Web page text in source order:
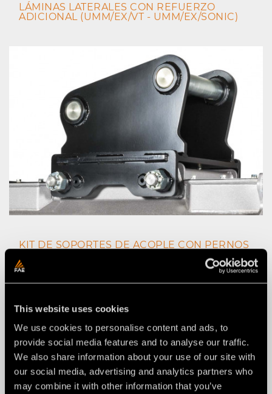
This website uses cookies
We use cookies to personalise content and ads, to
provide social media features and to analyse our traffic.
We also share information about your use of our site with
our social media, advertising and analytics partners who
may combine it with other information that you’ve
LÁMINAS LATERALES CON REFUERZO
ADICIONAL (UMM/EX/VT - UMM/EX/SONIC)
KIT DE SOPORTES DE ACOPLE CON PERNOS